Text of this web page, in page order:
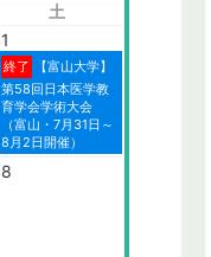
土
1
終了
【富山大学】
第58回日本医学教
育学会学術大会
（富山・7月31日～
8月2日開催）
8